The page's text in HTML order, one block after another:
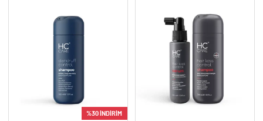
%30 İNDİRİM